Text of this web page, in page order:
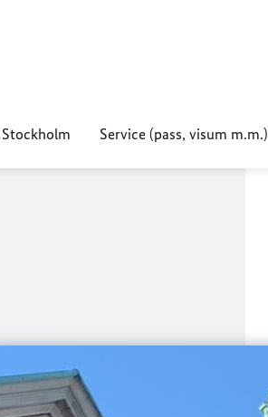
Stockholm Service (pass, visum m.m.)